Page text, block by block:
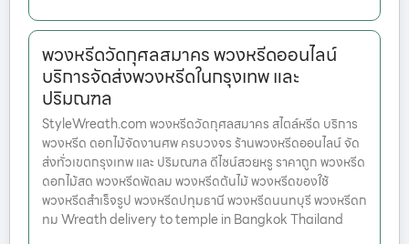
พวงหรีดวัดกุศลสมาคร พวงหรีดออนไลน์
บริการจัดส่งพวงหรีดในกรุงเทพ และ
ปริมณฑล
StyleWreath.com พวงหรีดวัดกุศลสมาคร สไตล์หรีด บริการ
พวงหรีด ดอกไม้จัดงานศพ ครบวงจร ร้านพวงหรีดออนไลน์ จัด
ส่งทั่วเขตกรุงเทพ และ ปริมณฑล ดีไซน์สวยหรู ราคาถูก พวงหรีด
ดอกไม้สด พวงหรีดพัดลม พวงหรีดต้นไม้ พวงหรีดของใช้
พวงหรีดสำเร็จรูป พวงหรีดปทุมธานี พวงหรีดนนทบุรี พวงหรีดก
ทม Wreath delivery to temple in Bangkok Thailand